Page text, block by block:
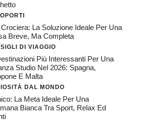
La Soluzione Ideale Per Una
Breve, Ma Completa
DI VIAGGIO
Più Interessanti Per Una
Studio Nel 2026: Spagna,
E Malta
DAL MONDO
La Meta Ideale Per Una
Bianca Tra Sport, Relax Ed